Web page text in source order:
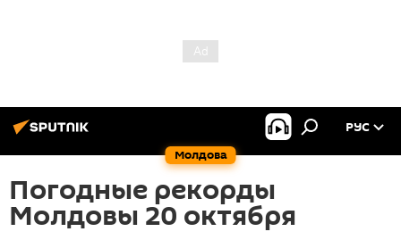
Молдова
РУС
Погодные рекорды
Молдовы 20 октября